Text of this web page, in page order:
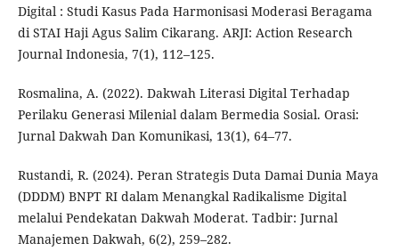
Digital : Studi Kasus Pada Harmonisasi Moderasi Beragama
di STAI Haji Agus Salim Cikarang. ARJI: Action Research
Journal Indonesia, 7(1), 112–125.
Rosmalina, A. (2022). Dakwah Literasi Digital Terhadap
Perilaku Generasi Milenial dalam Bermedia Sosial. Orasi:
Jurnal Dakwah Dan Komunikasi, 13(1), 64–77.
Rustandi, R. (2024). Peran Strategis Duta Damai Dunia Maya
(DDDM) BNPT RI dalam Menangkal Radikalisme Digital
melalui Pendekatan Dakwah Moderat. Tadbir: Jurnal
Manajemen Dakwah, 6(2), 259–282.